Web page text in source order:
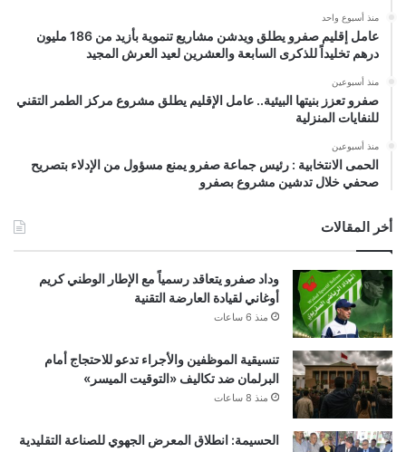
منذ أسبوع واحد
عامل إقليم صفرو يطلق ويدشن مشاريع تنموية بأزيد من 186 مليون
درهم تخليداً للذكرى السابعة والعشرين لعيد العرش المجيد
منذ أسبوعين
صفرو تعزز بنيتها البيئية.. عامل الإقليم يطلق مشروع مركز الطمر التقني
للنفايات المنزلية
منذ أسبوعين
الحمى الانتخابية : رئيس جماعة صفرو يمنع مسؤول من الإدلاء بتصريح
صحفي خلال تدشين مشروع بصفرو
أخر المقالات
وداد صفرو يتعاقد رسمياً مع الإطار الوطني كريم
أوغاني لقيادة العارضة التقنية
منذ 6 ساعات
تنسيقية الموظفين والأجراء تدعو للاحتجاج أمام
البرلمان ضد تكاليف «التوقيت الميسر»
منذ 8 ساعات
الحسيمة: انطلاق المعرض الجهوي للصناعة التقليدية